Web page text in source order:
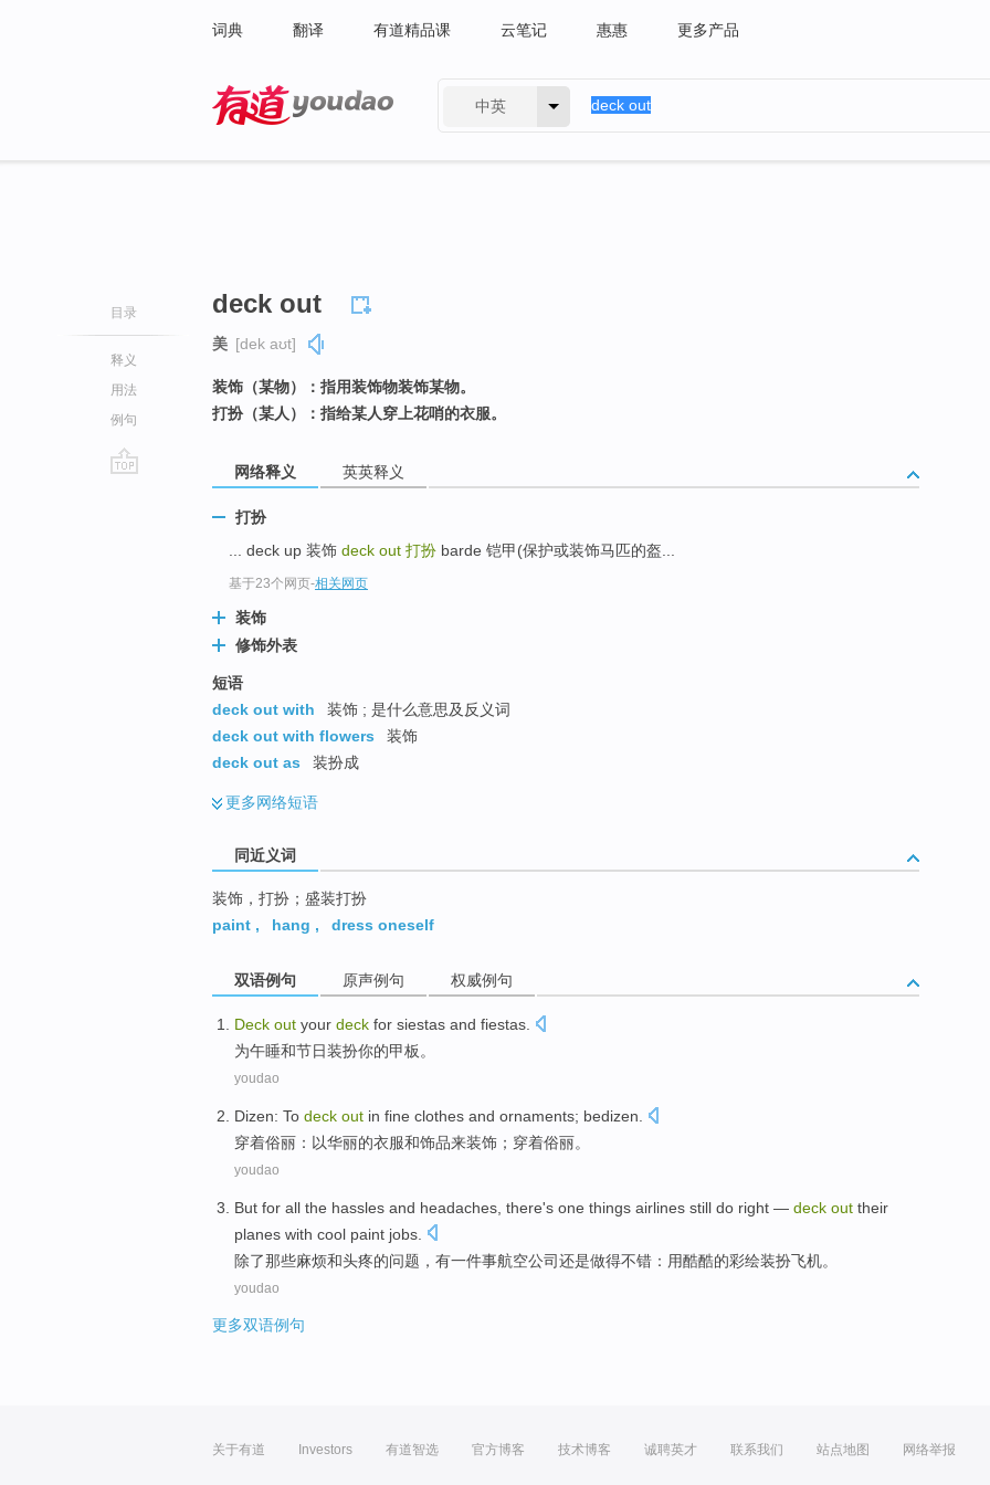
词典 翻译 有道精品课 云笔记 惠惠 更多产品
中英
目录
释义
用法
例句
deck out
美 [dek aʊt]
装饰（某物）：指用装饰物装饰某物。
打扮（某人）：指给某人穿上花哨的衣服。
网络释义 英英释义
打扮
... deck up 装饰 deck out 打扮 barde 铠甲(保护或装饰马匹的盔...
基于23个网页-相关网页
装饰
修饰外表
短语
deck out with
装饰 ; 是什么意思及反义词
deck out with flowers
装饰
deck out as
装扮成
更多网络短语
同近义词
装饰，打扮；盛装打扮
paint , hang , dress oneself
双语例句 原声例句 权威例句
Deck out your deck for siestas and fiestas
为午睡和节日装扮你的甲板 。
youdao
Dizen: To deck out in fine clothes and ornaments; bedizen
穿着俗丽：以华丽的衣服和饰品来装饰 ；穿着俗丽。
youdao
But for all the hassles and headaches there's one things airlines still do right — deck out their
planes with cool paint jobs.
除了那些麻烦和头疼的问题， 有一件事航空公司还是做得不错 ： 用酷酷的彩绘装扮飞机。
youdao
更多双语例句
关于有道 Investors 有道智选 官方博客 技术博客 诚聘英才 联系我们 站点地图 网络举报